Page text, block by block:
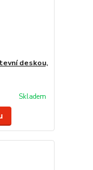
deskou,
Skladem